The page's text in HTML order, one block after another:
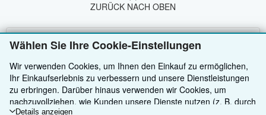
Wählen Sie Ihre Cookie-Einstellungen
Wir verwenden Cookies, um Ihnen den Einkauf zu ermöglichen,
Ihr Einkaufserlebnis zu verbessern und unsere Dienstleistungen
zu erbringen. Darüber hinaus verwenden wir Cookies, um
nachzuvollziehen, wie Kunden unsere Dienste nutzen (z. B. durch
Details anzeigen
ZURÜCK NACH OBEN
Detailsuche
Sammlungen
Nutzerkonto
Anbieten
Verkäufer werden
Partnerprogramm
Über uns
Über uns / Impressum
Hilfe